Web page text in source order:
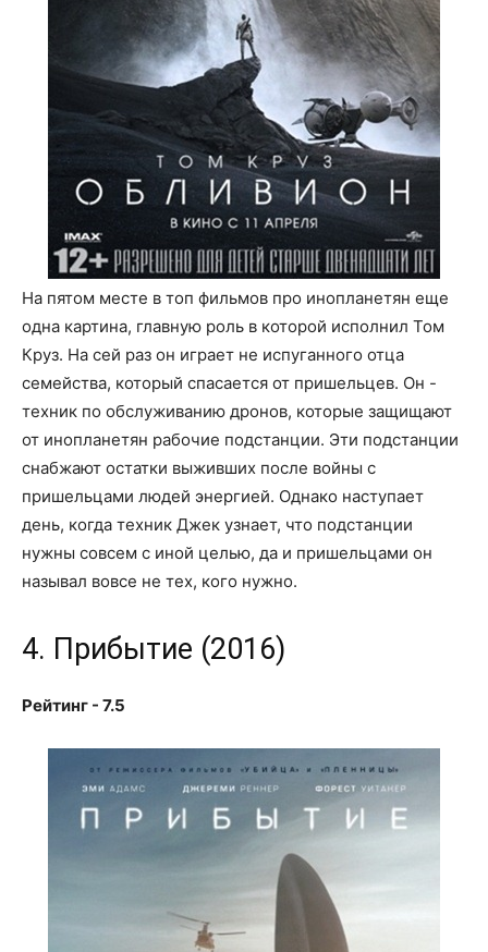
На пятом месте в топ фильмов про инопланетян еще
одна картина, главную роль в которой исполнил Том
Круз. На сей раз он играет не испуганного отца
семейства, который спасается от пришельцев. Он -
техник по обслуживанию дронов, которые защищают
от инопланетян рабочие подстанции. Эти подстанции
снабжают остатки выживших после войны с
пришельцами людей энергией. Однако наступает
день, когда техник Джек узнает, что подстанции
нужны совсем с иной целью, да и пришельцами он
называл вовсе не тех, кого нужно.
4. Прибытие (2016)
Рейтинг - 7.5